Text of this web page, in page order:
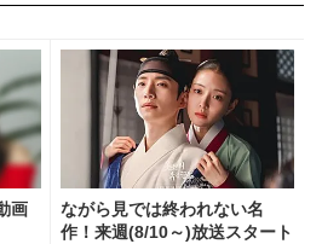
画
ながら見では終われない名
作！来週(8/10～)放送スタート